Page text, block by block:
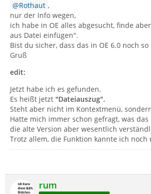
Rothaut ,
nur der Info wegen,
ich habe in OE alles abgesucht, finde
aus Datei einfügen".
Bist du sicher, dass das in OE 6.0 noch so
Gruß
edit:
Jetzt habe ich es gefunden.
Es heißt jetzt "Dateiauszug".
Steht aber nicht im Kontextmenü,
Hatte mich immer schon gefragt, was
die alte Version aber wesentlich
Trotz allem, die Funktion kannte ich noch
rum